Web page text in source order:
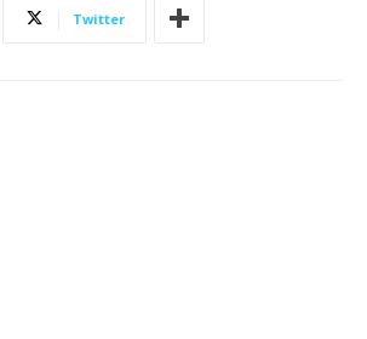
Twitter